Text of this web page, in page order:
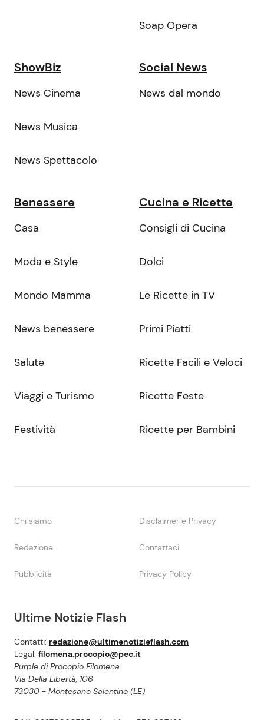
Ultime Notizie Flash
Contatti: redazione@ultimenotizieflash.com
Legal: filomena.procopio@pec.it
Purple di Procopio Filomena
Via Della Libertà, 106
73030 - Montesano Salentino (LE)
Soap Opera
ShowBiz
News Cinema
News Musica
News Spettacolo
Social News
News dal mondo
Benessere
Casa
Moda e Style
Mondo Mamma
News benessere
Salute
Viaggi e Turismo
Festività
Cucina e Ricette
Consigli di Cucina
Dolci
Le Ricette in TV
Primi Piatti
Ricette Facili e Veloci
Ricette Feste
Ricette per Bambini
Chi siamo Disclaimer e Privacy
Redazione Contattaci
Pubblicità Privacy Policy